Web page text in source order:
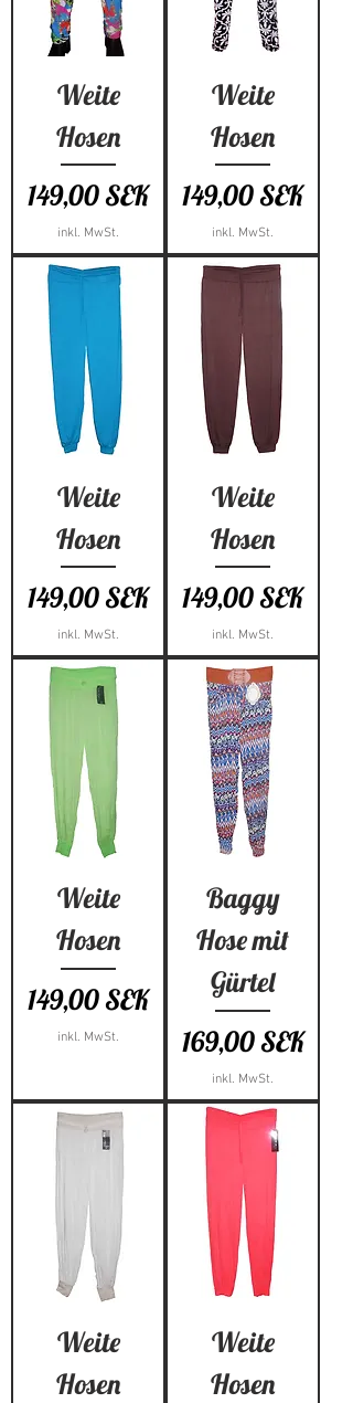
Weite
Hosen
Preis
149,00 SEK
inkl. MwSt.
Weite
Hosen
Preis
149,00 SEK
inkl. MwSt.
Weite
Hosen
Preis
149,00 SEK
inkl. MwSt.
Weite
Hosen
Preis
149,00 SEK
inkl. MwSt.
Weite
Hosen
Preis
149,00 SEK
inkl. MwSt.
Baggy
Hose mit
Gürtel
Preis
169,00 SEK
inkl. MwSt.
Weite
Hosen
Weite
Hosen